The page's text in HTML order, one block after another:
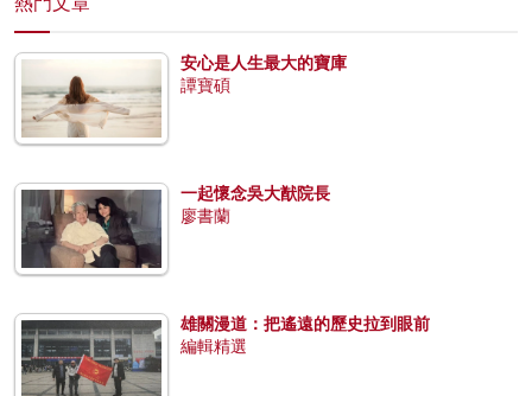
安心是人生最大的寶庫
譚寶碩
一起懷念吳大猷院長
廖書蘭
雄關漫道：把遙遠的歷史拉到眼前
編輯精選